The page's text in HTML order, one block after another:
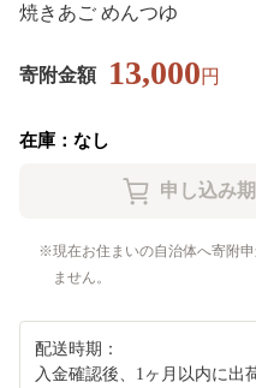
焼きあご めんつゆ
寄附金額 13,000円
在庫：なし
現在お住まいの自治体へ寄附
ません。
配送時期：
入金確認後、1ヶ月以内に出